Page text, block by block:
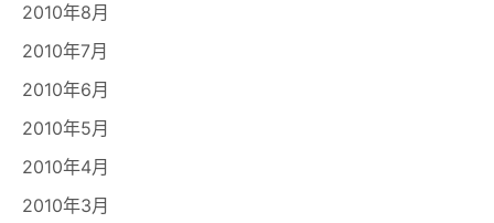
2010年8月
2010年7月
2010年6月
2010年5月
2010年4月
2010年3月